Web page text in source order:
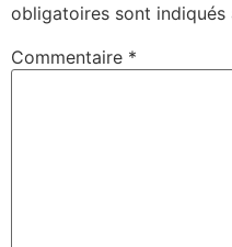
obligatoires sont indiqués
Commentaire *